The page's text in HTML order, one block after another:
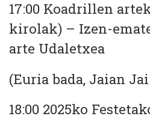
17:00 Koadrillen
kirolak) – Izen-
arte Udaletxea
(Euria bada, Jaian
18:00 2025ko